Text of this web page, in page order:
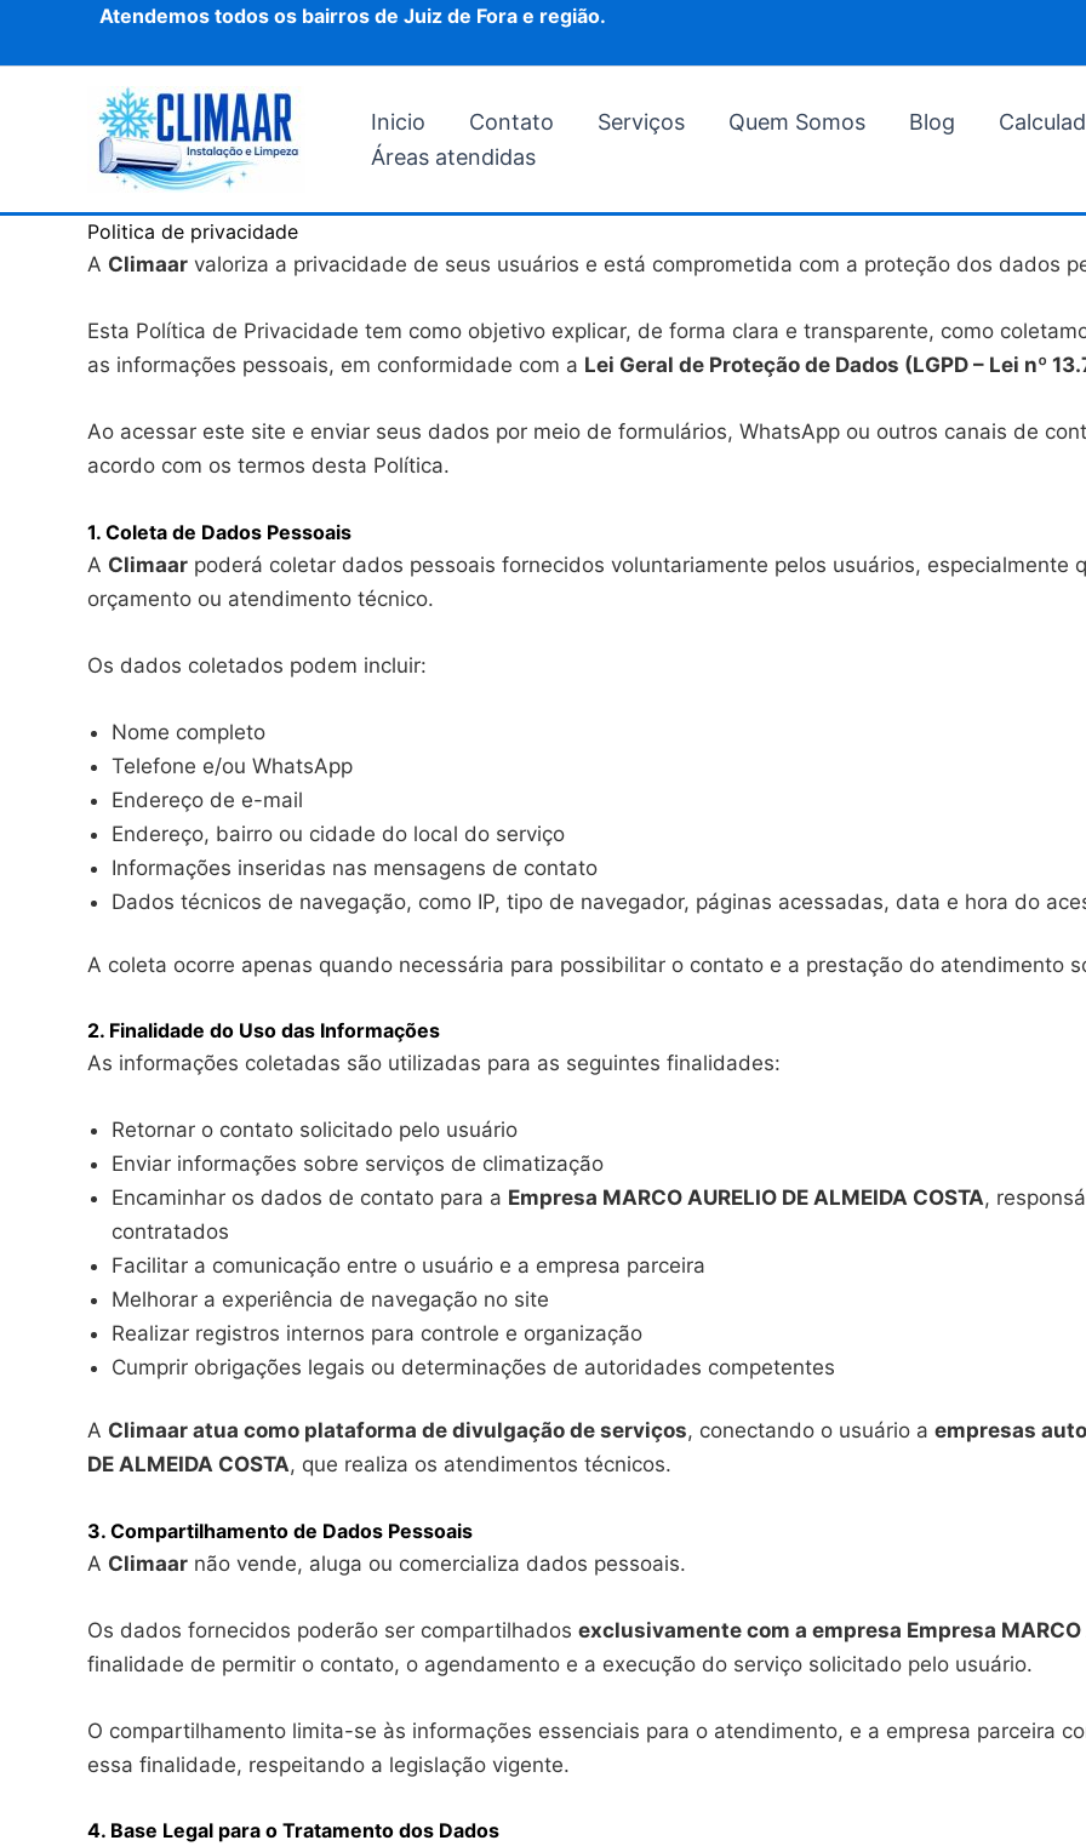
Atendemos todos os bairros de Juiz de Fora e região.
Inicio Contato Serviços Quem Somos Blog
Áreas atendidas
Politica de privacidade
A Climaar valoriza a privacidade de seus usuários e está comprometida com a proteção dos dados
Esta Política de Privacidade tem como objetivo explicar, de forma clara e transparente, como
as informações pessoais, em conformidade com a Lei Geral de Proteção de Dados (LGPD – Lei nº
Ao acessar este site e enviar seus dados por meio de formulários, WhatsApp ou outros canais de
acordo com os termos desta Política.
1. Coleta de Dados Pessoais
A Climaar poderá coletar dados pessoais fornecidos voluntariamente pelos usuários, especialmente
orçamento ou atendimento técnico.
Os dados coletados podem incluir:
Nome completo
Telefone e/ou WhatsApp
Endereço de e-mail
Endereço, bairro ou cidade do local do serviço
Informações inseridas nas mensagens de contato
Dados técnicos de navegação, como IP, tipo de navegador, páginas acessadas, data e hora do
A coleta ocorre apenas quando necessária para possibilitar o contato e a prestação do atendimento
2. Finalidade do Uso das Informações
As informações coletadas são utilizadas para as seguintes finalidades:
Retornar o contato solicitado pelo usuário
Enviar informações sobre serviços de climatização
Encaminhar os dados de contato para a Empresa MARCO AURELIO DE ALMEIDA COSTA,
contratados
Facilitar a comunicação entre o usuário e a empresa parceira
Melhorar a experiência de navegação no site
Realizar registros internos para controle e organização
Cumprir obrigações legais ou determinações de autoridades competentes
A Climaar atua como plataforma de divulgação de serviços, conectando o usuário a empresas
DE ALMEIDA COSTA, que realiza os atendimentos técnicos.
3. Compartilhamento de Dados Pessoais
A Climaar não vende, aluga ou comercializa dados pessoais.
Os dados fornecidos poderão ser compartilhados exclusivamente com a empresa Empresa MARCO
finalidade de permitir o contato, o agendamento e a execução do serviço solicitado pelo usuário.
O compartilhamento limita-se às informações essenciais para o atendimento, e a empresa parceira
essa finalidade, respeitando a legislação vigente.
4. Base Legal para o Tratamento dos Dados